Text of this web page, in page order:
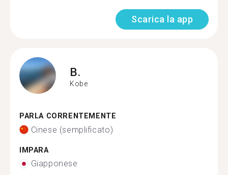
Scarica la app
B.
Kobe
PARLA CORRENTEMENTE
Cinese (semplificato)
IMPARA
Giapponese